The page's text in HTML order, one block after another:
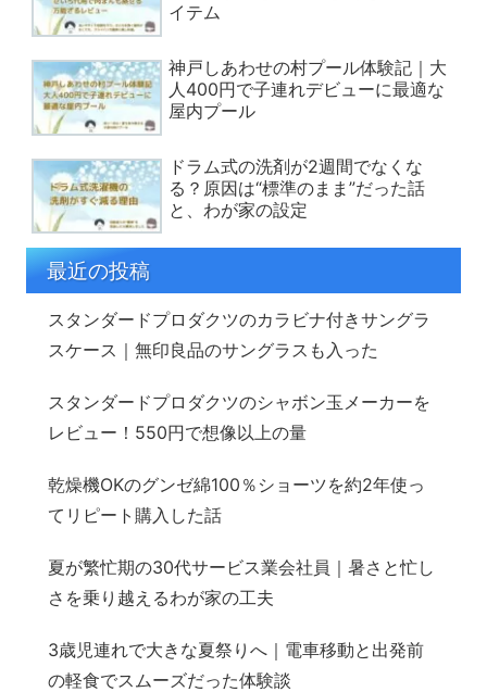
イテム
神戸しあわせの村プール体験記｜大
人400円で子連れデビューに最適な
屋内プール
ドラム式の洗剤が2週間でなくな
る？原因は“標準のまま”だった話
と、わが家の設定
最近の投稿
スタンダードプロダクツのカラビナ付きサングラ
スケース｜無印良品のサングラスも入った
スタンダードプロダクツのシャボン玉メーカーを
レビュー！550円で想像以上の量
乾燥機OKのグンゼ綿100％ショーツを約2年使っ
てリピート購入した話
夏が繁忙期の30代サービス業会社員｜暑さと忙し
さを乗り越えるわが家の工夫
3歳児連れで大きな夏祭りへ｜電車移動と出発前
の軽食でスムーズだった体験談